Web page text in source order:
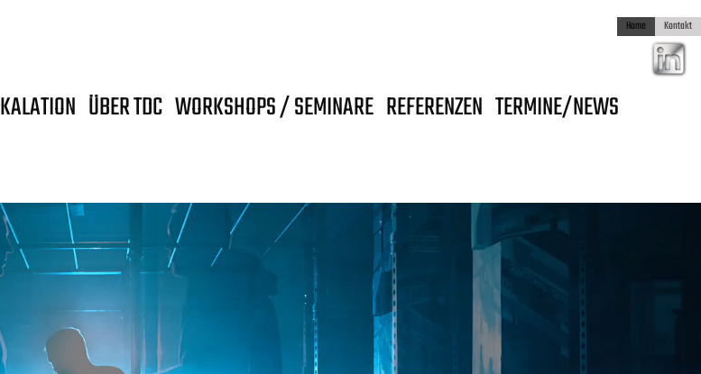
ÜBER TDC WORKSHOPS / SEMINARE REFERENZEN TERMINE/NEWS
Home Kontakt